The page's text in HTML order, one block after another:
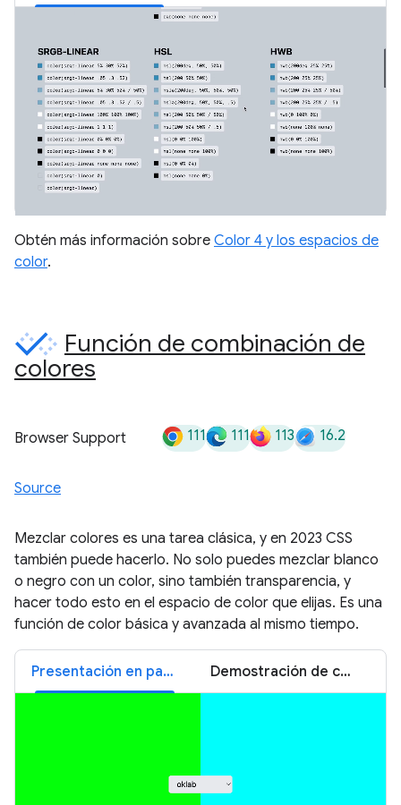
Obtén más información sobre Color 4 y los espacios de
color.
Función de combinación de
colores
Browser Support 111 111 113 16.2
Source
Mezclar colores es una tarea clásica, y en 2023 CSS
también puede hacerlo. No solo puedes mezclar blanco
o negro con un color, sino también transparencia, y
hacer todo esto en el espacio de color que elijas. Es una
función de color básica y avanzada al mismo tiempo.
Presentación en pantalla de color-mix() Demostración de color-mix()